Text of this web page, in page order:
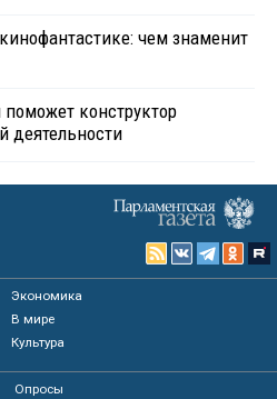
чем знаменит
конструктор
деятельности
Экономика
В мире
Культура
Опросы